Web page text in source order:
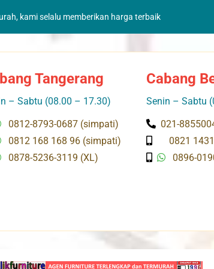
kami selalu memberikan harga terbaik
Tangerang
– Sabtu (08.00 – 17.30)
0812-8793-0687 (simpati)
0812 168 168 96 (simpati)
0878-5236-3119 (XL)
Cabang
Senin – Sabtu
021-
0821 1431
0896-